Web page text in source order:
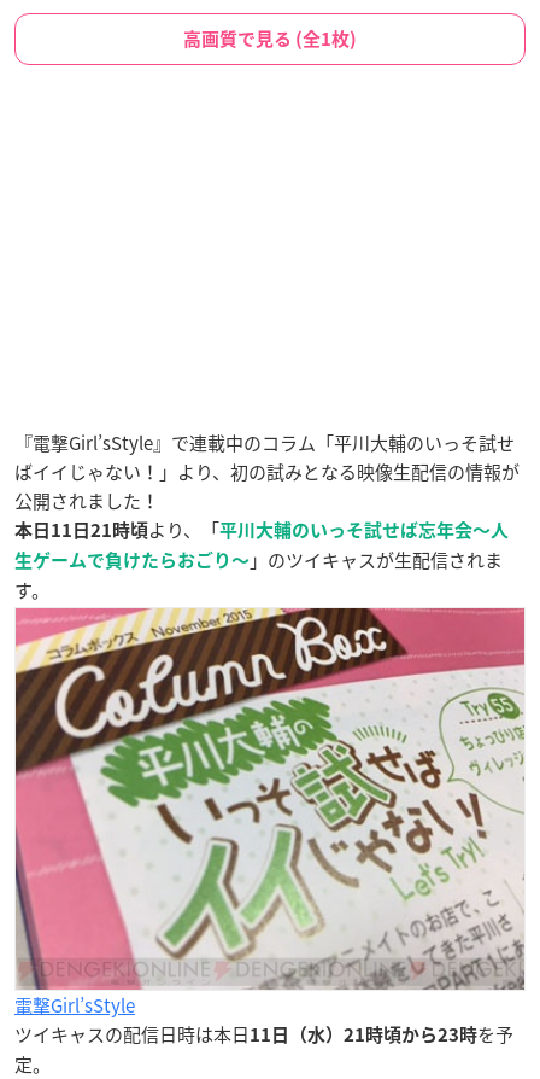
高画質で見る (全1枚)
『電撃Girl’sStyle』で連載中のコラム「平川大輔のいっそ試せ
ばイイじゃない！」より、初の試みとなる映像生配信の情報が
公開されました！
本日11日21時頃より、「平川大輔のいっそ試せば忘年会〜人
生ゲームで負けたらおごり〜 」のツイキャスが生配信されま
す。
電撃Girl’sStyle
ツイキャスの配信日時は本日 11日（水）21時頃から23時を予
定。